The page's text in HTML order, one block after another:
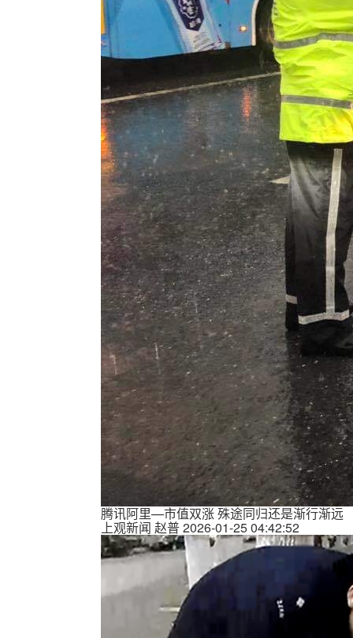
腾讯阿里—市值双涨 殊途同归还是渐行渐远
上观新闻 赵普2026-01-25 04:42:52